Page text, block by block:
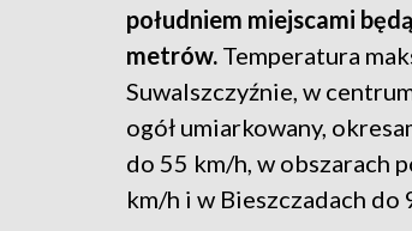
południem miejscami
metrów. Temperatura
Suwalszczyźnie, w
ogół umiarkowany,
do 55 km/h, w obszarach
km/h i w Bieszczadach do